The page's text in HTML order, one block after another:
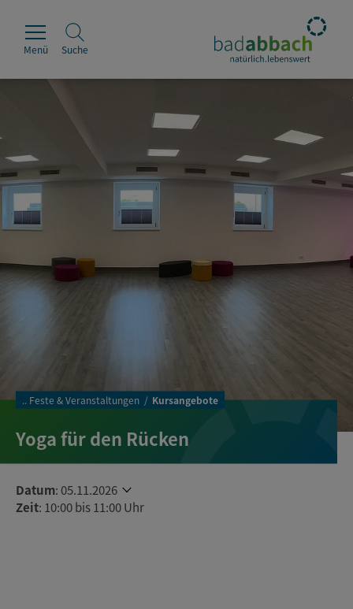
Rathaus
Erleben
Leben & Wohnen
Wirtschaft & Handel
Menü Suche
.. Feste & Veranstaltungen Kursangebote
Yoga für den Rücken
Datum: 05.11.2026
Zeit: 10:00 bis 11:00 Uhr